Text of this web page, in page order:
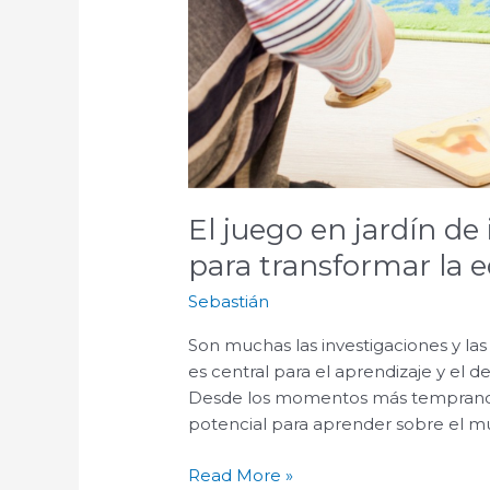
El juego en jardín
para transformar la
Sebastián
Son muchas las investigaciones y
es central para el aprendizaje y el
Desde los momentos más
potencial para aprender sobre el
Read More »